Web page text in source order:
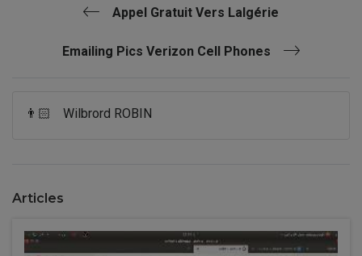
Appel Gratuit Vers Lalgérie
Emailing Pics Verizon Cell Phones
👨🏻 Wilbrord ROBIN
Articles